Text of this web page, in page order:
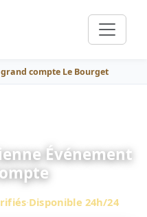
compte Le Bourget
Événement
·Disponible 24h/24